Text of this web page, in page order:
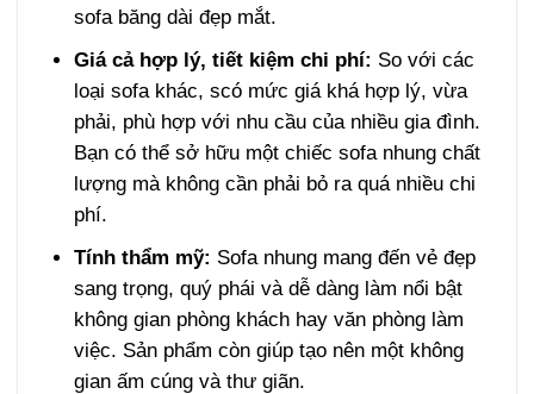
sofa băng dài đẹp mắt.
Giá cả hợp lý, tiết kiệm chi phí: So với các
loại sofa khác, scó mức giá khá hợp lý, vừa
phải, phù hợp với nhu cầu của nhiều gia đình.
Bạn có thể sở hữu một chiếc sofa nhung chất
lượng mà không cần phải bỏ ra quá nhiều chi
phí.
Tính thẩm mỹ: Sofa nhung mang đến vẻ đẹp
sang trọng, quý phái và dễ dàng làm nổi bật
không gian phòng khách hay văn phòng làm
việc. Sản phẩm còn giúp tạo nên một không
gian ấm cúng và thư giãn.